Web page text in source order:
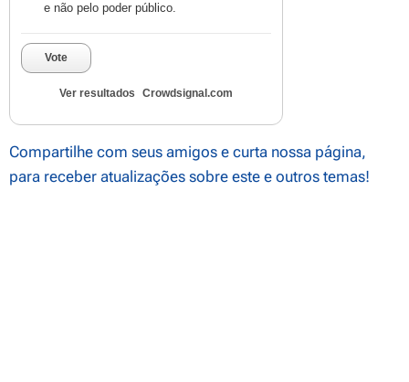
e não pelo poder público.
Vote
Ver resultados Crowdsignal.com
Compartilhe com seus amigos e curta nossa página,
para receber atualizações sobre este e outros temas!